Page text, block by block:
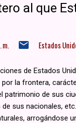
al que
Estados
de Estados
por la frontera,
patrimonio de sus
de sus nacionales,
arrogándose